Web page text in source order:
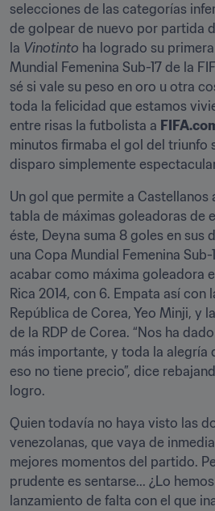
selecciones de las categorías
de golpear de nuevo por partida
la Vinotinto ha logrado su
Mundial Femenina Sub-17 de la
sé si vale su peso en oro u otra
toda la felicidad que estamos
entre risas la futbolista a
minutos firmaba el gol del triunfo
disparo simplemente
Un gol que permite a Castellanos
tabla de máximas goleadoras de
éste, Deyna suma 8 goles en sus
una Copa Mundial Femenina Sub-
acabar como máxima goleadora
Rica 2014, con 6. Empata así con
República de Corea, Yeo Minji, y
de la RDP de Corea. “Nos ha
más importante, y toda la alegría
eso no tiene precio”, dice
logro.
Quien todavía no haya visto las
venezolanas, que vaya de
mejores momentos del partido.
prudente es sentarse... ¿Lo
lanzamiento de falta con el que